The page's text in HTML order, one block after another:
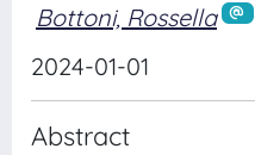
Bottoni, Rossella
2024-01-01
Abstract